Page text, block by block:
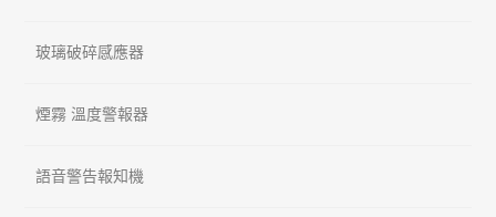
玻璃破碎感應器
煙霧 溫度警報器
語音警告報知機